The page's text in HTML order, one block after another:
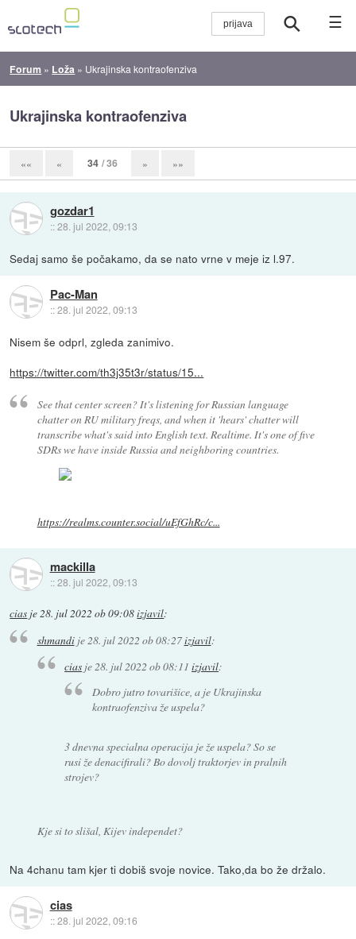
☰
Forum » Loža » Ukrajinska kontraofenziva
Ukrajinska kontraofenziva
«« « 34 / 36 » »»
gozdar1
::28. jul 2022, 09:13
Sedaj samo še počakamo, da se nato vrne v meje iz l.97.
Pac-Man
::28. jul 2022, 09:13
Nisem še odprl, zgleda zanimivo.
https://twitter.com/th3j35t3r/status/15...
See that center screen? It's listening for Russian language
chatter on RU military freqs, and when it 'hears' chatter will
transcribe what's said into English text. Realtime. It's one of five
SDRs we have inside Russia and neighboring countries.
https://realms.counter.social/uEfGhRc/c...
mackilla
::28. jul 2022, 09:13
cias je28. jul 2022 ob 09:08izjavil:
shmandije28. jul 2022 ob 08:27izjavil:
cias je 28. jul 2022 ob 08:11 izjavil:
Dobro jutro tovarišice, a je Ukrajinska
kontraofenziva že uspela?
3 dnevna specialna operacija je že uspela? So se
rusi že denacifirali? Bo dovolj traktorjev in pralnih
strojev?
Kje si to slišal, Kijev independet?
Na 4chanu tam kjer ti dobiš svoje novice. Tako,da bo že držalo.
cias
::28. jul 2022, 09:16